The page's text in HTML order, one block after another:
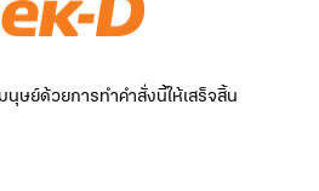
ษย์ด้วยการทำคำสั่งนี้ให้เสร็จสิ้น